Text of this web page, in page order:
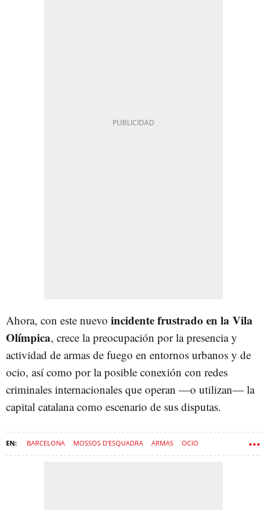
Ahora, con este nuevo incidente frustrado en la Vila
Olímpica, crece la preocupación por la presencia y
actividad de armas de fuego en entornos urbanos y de
ocio, así como por la posible conexión con redes
criminales internacionales que operan —o utilizan— la
capital catalana como escenario de sus disputas.
BARCELONA MOSSOS D'ESQUADRA ARMAS OCIO